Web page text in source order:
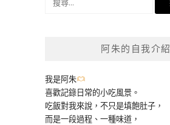
阿朱的自我介紹
我是阿朱
喜歡記錄日常的小吃風景。
吃飯對我來說，不只是填飽肚子，
而是一段過程、一種味道，